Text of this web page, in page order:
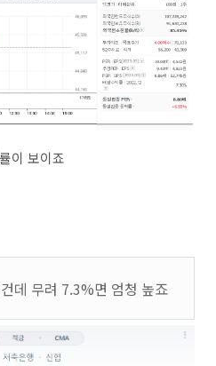
이 보이죠
데 무려 7.3%면 엄청 높죠